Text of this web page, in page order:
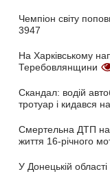
Чемпіон світу
3947
На Харківському
Теребовлянщини
Скандал: водій
тротуар і кидався
Смертельна ДТП на
життя 16-річного
У Донецькій